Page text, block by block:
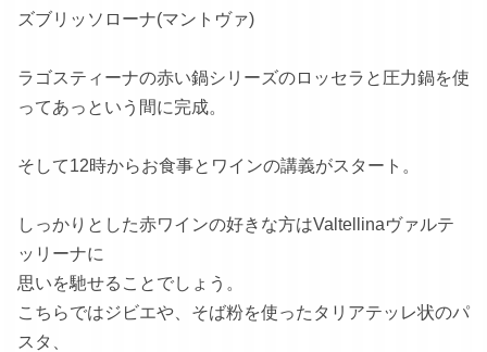
ズブリッソローナ(マントヴァ)
ラゴスティーナの赤い鍋シリーズのロッセラと圧力鍋を使
ってあっという間に完成。
そして12時からお食事とワインの講義がスタート。
しっかりとした赤ワインの好きな方はValtellinaヴァルテ
ッリーナに
思いを馳せることでしょう。
こちらではジビエや、そば粉を使ったタリアテッレ状のパ
スタ、